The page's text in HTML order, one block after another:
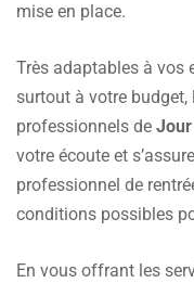
mise en place.
Très adaptables à vos
surtout à votre budget,
professionnels de
votre écoute et
professionnel de
conditions possibles
En vous offrant les